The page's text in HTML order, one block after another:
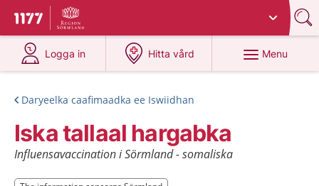
To start page for 1177
Du har valt region
Logga in
at 1177.se
Hitta vård
at 1177.se
Menu
Daryeelka caafimaadka ee Iswiidhan
Iska tallaal hargabka
Influensavaccination i Sörmland - somaliska